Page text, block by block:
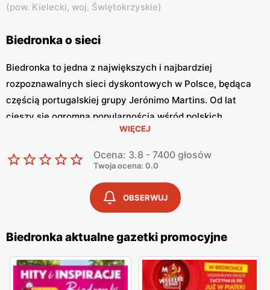
(pow. Kielecki, woj. Świętokrzyskie)
Biedronka o sieci
Biedronka to jedna z największych i najbardziej
rozpoznawalnych sieci dyskontowych w Polsce, będąca
częścią portugalskiej grupy Jerónimo Martins. Od lat
cieszy się ogromną popularnością wśród polskich
konsumentów, oferując szeroki asortyment produktów
spożywczych i przemysłowych w atrakcyjnych niskich
cenach. Klienci cenią sobie bogaty wybór, częste
promocje oraz doskonałą jakość oferowanych produktów.
Jednym z kluczowych elementów strategii marketingowej
Biedronka gazetka promocyjna
się regularnie i informuje o najnowszych ofertach.
Gazetka promocyjna Biedronka
, publikowana co tydzień,
prezentuje aktualne promocje, specjalne oferty i
sezonowe wyprzedaże, dzięki czemu klienci mogą
WIĘCEJ
Ocena: 3.8 - 7400 głosów
Twoja ocena: 0.0
OBSERWUJ
Biedronka aktualne gazetki promocyjne